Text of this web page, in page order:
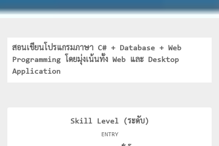
สอนเขียนโปรแกรมภาษา C# + Database + Web
Programming โดยมุ่งเน้นทั้ง Web และ Desktop
Application
Skill Level (ระดับ)
ENTRY